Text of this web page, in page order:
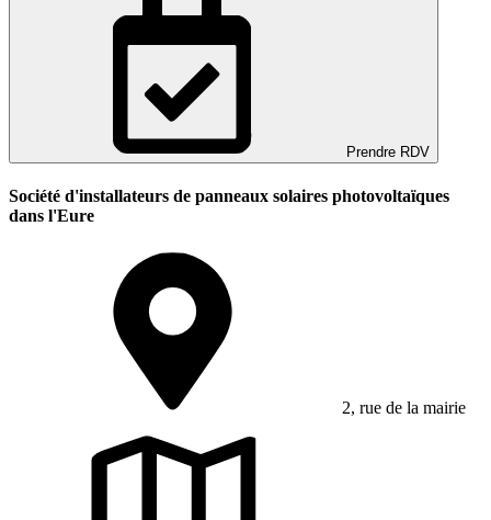
Prendre RDV
Société d'installateurs de panneaux solaires photovoltaïques
dans l'Eure
2, rue de la mairie